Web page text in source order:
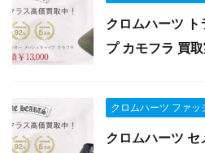
クロムハーツ ト
プ カモフラ 買
クロムハーツ ファッ
クロムハーツ